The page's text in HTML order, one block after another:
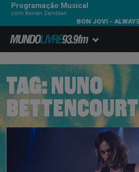
Programação Musical
com Renan Zamilian
BON JOVI - ALWAYS
TAG: NUNO
BETTENCOURT